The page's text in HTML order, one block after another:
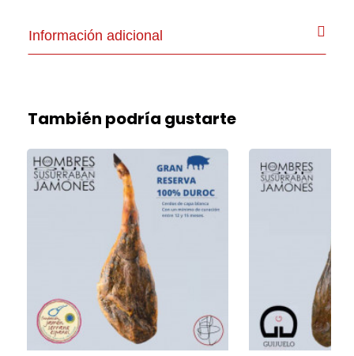
Información adicional
También podría gustarte